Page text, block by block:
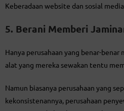
Keberadaan website dan sosial
5. Berani Memberi
Hanya perusahaan yang benar-
alat yang mereka sewakan tentu
Namun biasanya perusahaan yang
kekonsistenannya, perusahaan